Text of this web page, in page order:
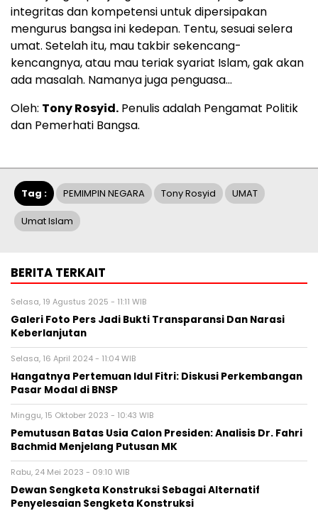
integritas dan kompetensi untuk dipersipakan
mengurus bangsa ini kedepan. Tentu, sesuai selera
umat. Setelah itu, mau takbir sekencang-
kencangnya, atau mau teriak syariat Islam, gak akan
ada masalah. Namanya juga penguasa…
Oleh: Tony Rosyid. Penulis adalah Pengamat Politik
dan Pemerhati Bangsa.
Tag : PEMIMPIN NEGARA Tony Rosyid UMAT
Umat Islam
BERITA TERKAIT
Selasa, 19 Agustus 2025 - 11:11 WIB
Galeri Foto Pers Jadi Bukti Transparansi Dan Narasi
Keberlanjutan
Selasa, 16 April 2024 - 11:04 WIB
Hangatnya Pertemuan Idul Fitri: Diskusi Perkembangan
Pasar Modal di BNSP
Minggu, 15 Oktober 2023 - 10:43 WIB
Pemutusan Batas Usia Calon Presiden: Analisis Dr. Fahri
Bachmid Menjelang Putusan MK
Rabu, 24 Mei 2023 - 09:10 WIB
Dewan Sengketa Konstruksi Sebagai Alternatif
Penyelesaian Sengketa Konstruksi